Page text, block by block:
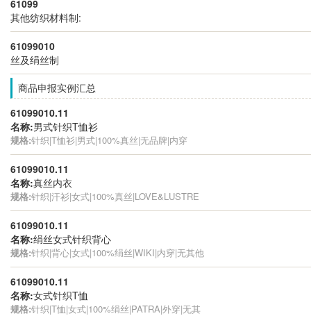
61099
其他纺织材料制:
61099010
丝及绢丝制
商品申报实例汇总
61099010.11
名称:男式针织T恤衫
规格:针织|T恤衫|男式|100%真丝|无品牌|内穿
61099010.11
名称:真丝内衣
规格:针织|汗衫|女式|100%真丝|LOVE&LUSTRE
61099010.11
名称:绢丝女式针织背心
规格:针织|背心|女式|100%绢丝|WIKI|内穿|无其他
61099010.11
名称:女式针织T恤
规格:针织|T恤|女式|100%绢丝|PATRA|外穿|无其